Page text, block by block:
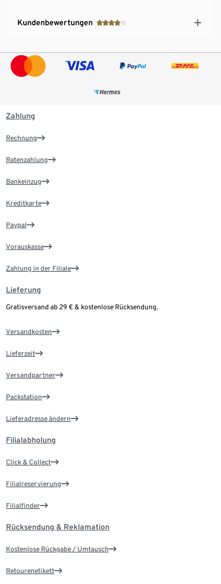
Kundenbewertungen
Zahlung
Rechnung
Ratenzahlung
Bankeinzug
Kreditkarte
Paypal
Vorauskasse
Zahlung in der Filiale
Lieferung
Gratisversand ab 29 € & kostenlose Rücksendung.
Versandkosten
Lieferzeit
Versandpartner
Packstation
Lieferadresse ändern
Filialabholung
Click & Collect
Filialreservierung
Filialfinder
Rücksendung & Reklamation
Kostenlose Rückgabe / Umtausch
Retourenetikett